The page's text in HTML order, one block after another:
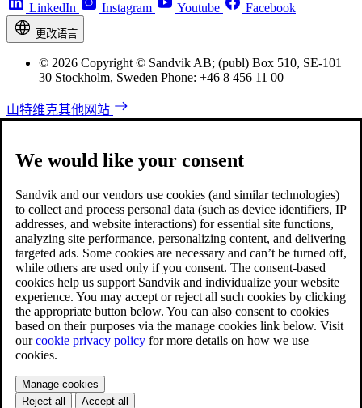
LinkedIn Instagram Youtube Facebook
更改语言
© 2026 Copyright © Sandvik AB; (publ) Box 510, SE-101
30 Stockholm, Sweden Phone: +46 8 456 11 00
山特维克其他网站
We would like your consent
Sandvik and our vendors use cookies (and similar technologies)
to collect and process personal data (such as device identifiers, IP
addresses, and website interactions) for essential site functions,
analyzing site performance, personalizing content, and delivering
targeted ads. Some cookies are necessary and can’t be turned off,
while others are used only if you consent. The consent-based
cookies help us support Sandvik and individualize your website
experience. You may accept or reject all such cookies by clicking
the appropriate button below. You can also consent to cookies
based on their purposes via the manage cookies link below. Visit
ourcookie privacy policy for more details on how we use
cookies.
Manage cookies
Reject all
Accept all